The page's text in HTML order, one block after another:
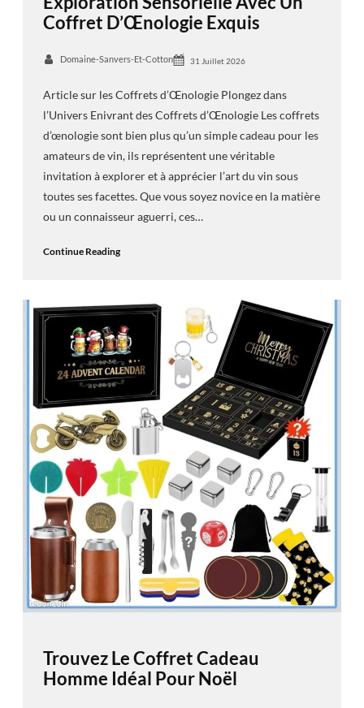
Coffret D’Œnologie Exquis
Domaine-Sanvers-Et-Cotton 31 Juillet 2026
Article sur les Coffrets d’Œnologie Plongez dans
l’Univers Enivrant des Coffrets d’Œnologie Les coffrets
d’œnologie sont bien plus qu’un simple cadeau pour les
amateurs de vin, ils représentent une véritable
invitation à explorer et à apprécier l’art du vin sous
toutes ses facettes. Que vous soyez novice en la matière
ou un connaisseur aguerri, ces…
Continue Reading
Trouvez Le Coffret Cadeau
Homme Idéal Pour Noël